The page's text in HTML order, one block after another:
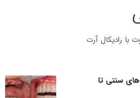
با رادیکال آرت
سنتی تا